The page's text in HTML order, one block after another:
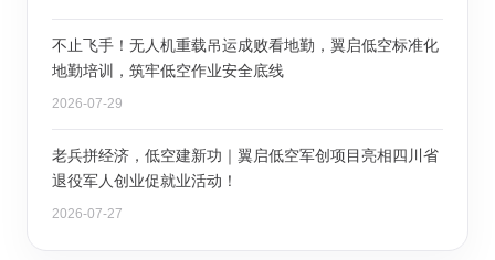
不止飞手！无人机重载吊运成败看地勤，翼启低空标准化
地勤培训，筑牢低空作业安全底线
2026-07-29
老兵拼经济，低空建新功｜翼启低空军创项目亮相四川省
退役军人创业促就业活动！
2026-07-27